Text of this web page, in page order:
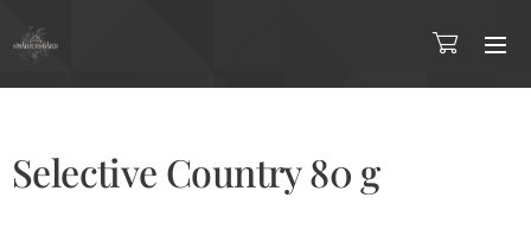
Selective Country 80 g